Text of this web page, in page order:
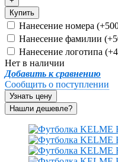
Купить
Нанесение номера (+
Нанесение фамилии (+
Нанесение логотипа (+
Нет в наличии
Добавить к сравнению
Сообщить о поступлении
Узнать цену